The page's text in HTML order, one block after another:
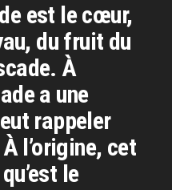
est le cœur,
du fruit du
À
a une
rappeler
l’origine, cet
le